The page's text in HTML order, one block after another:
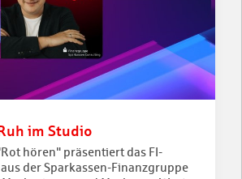
im Studio
hören" präsentiert das FI-
der Sparkassen-Finanzgruppe